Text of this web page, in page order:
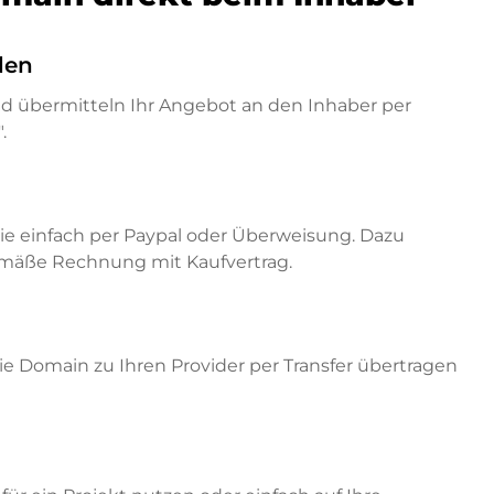
übermitteln Ihr Angebot an den Inhaber per
einfach per Paypal oder Überweisung. Dazu
Rechnung mit Kaufvertrag.
Domain zu Ihren Provider per Transfer übertragen